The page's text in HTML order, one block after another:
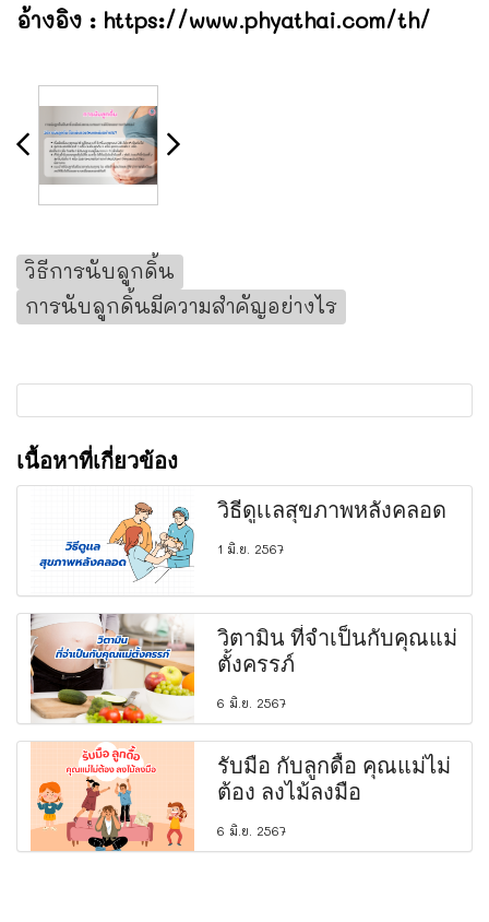
อ้างอิง : https://www.phyathai.com/th/
วิธีการนับลูกดิ้น
การนับลูกดิ้นมีความสำคัญอย่างไร
เนื้อหาที่เกี่ยวข้อง
วิธีดูเเลสุขภาพหลังคลอด
1 มิ.ย. 2567
วิตามิน ที่จำเป็นกับคุณแม่
ตั้งครรภ์
6 มิ.ย. 2567
รับมือ กับลูกดื้อ คุณแม่ไม่
ต้อง ลงไม้ลงมือ
6 มิ.ย. 2567